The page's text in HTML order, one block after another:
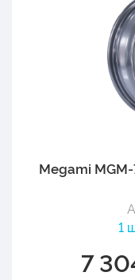
Megami
1
7